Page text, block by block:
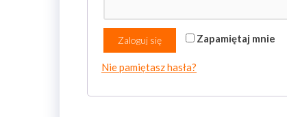
Zapamiętaj mnie
Zaloguj się
Nie pamiętasz hasła?